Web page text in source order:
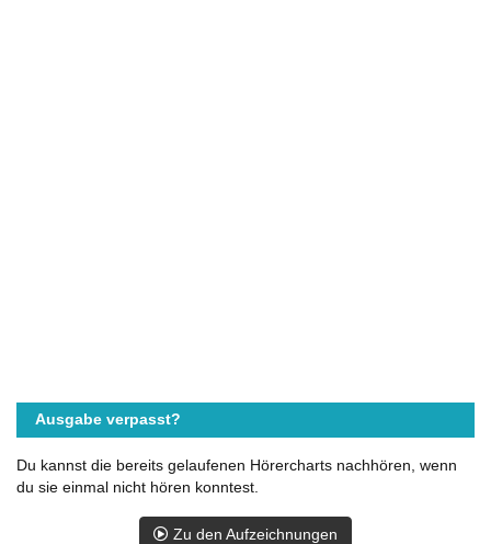
Ausgabe verpasst?
Du kannst die bereits gelaufenen Hörercharts nachhören, wenn
du sie einmal nicht hören konntest.
Zu den Aufzeichnungen